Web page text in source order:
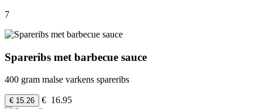
7
Spareribs met barbecue sauce
400 gram malse varkens spareribs
€ 15.26 € 16.95